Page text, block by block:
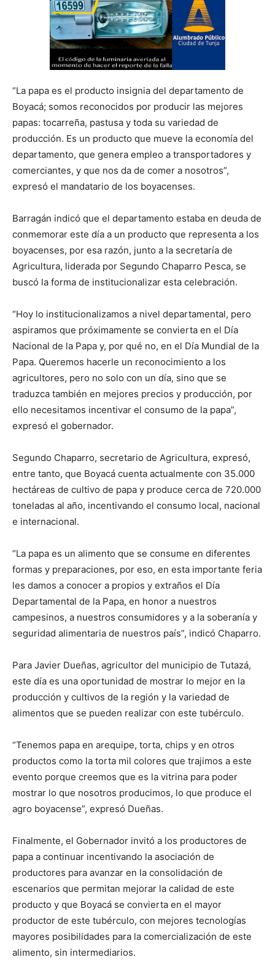
“La papa es el producto insignia del departamento de
Boyacá; somos reconocidos por producir las mejores
papas: tocarreña, pastusa y toda su variedad de
producción. Es un producto que mueve la economía del
departamento, que genera empleo a transportadores y
comerciantes, y que nos da de comer a nosotros”,
expresó el mandatario de los boyacenses.
Barragán indicó que el departamento estaba en deuda de
conmemorar este día a un producto que representa a los
boyacenses, por esa razón, junto a la secretaría de
Agricultura, liderada por Segundo Chaparro Pesca, se
buscó la forma de institucionalizar esta celebración.
“Hoy lo institucionalizamos a nivel departamental, pero
aspiramos que próximamente se convierta en el Día
Nacional de la Papa y, por qué no, en el Día Mundial de la
Papa. Queremos hacerle un reconocimiento a los
agricultores, pero no solo con un día, sino que se
traduzca también en mejores precios y producción, por
ello necesitamos incentivar el consumo de la papa”,
expresó el gobernador.
Segundo Chaparro, secretario de Agricultura, expresó,
entre tanto, que Boyacá cuenta actualmente con 35.000
hectáreas de cultivo de papa y produce cerca de 720.000
toneladas al año, incentivando el consumo local, nacional
e internacional.
“La papa es un alimento que se consume en diferentes
formas y preparaciones, por eso, en esta importante feria
les damos a conocer a propios y extraños el Día
Departamental de la Papa, en honor a nuestros
campesinos, a nuestros consumidores y a la soberanía y
seguridad alimentaria de nuestros país”, indicó Chaparro.
Para Javier Dueñas, agricultor del municipio de Tutazá,
este día es una oportunidad de mostrar lo mejor en la
producción y cultivos de la región y la variedad de
alimentos que se pueden realizar con este tubérculo.
“Tenemos papa en arequipe, torta, chips y en otros
productos como la torta mil colores que trajimos a este
evento porque creemos que es la vitrina para poder
mostrar lo que nosotros producimos, lo que produce el
agro boyacense”, expresó Dueñas.
Finalmente, el Gobernador invitó a los productores de
papa a continuar incentivando la asociación de
productores para avanzar en la consolidación de
escenarios que permitan mejorar la calidad de este
producto y que Boyacá se convierta en el mayor
productor de este tubérculo, con mejores tecnologías
mayores posibilidades para la comercialización de este
alimento, sin intermediarios.